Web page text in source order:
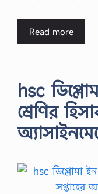
Read more
hsc
শ্রেণির